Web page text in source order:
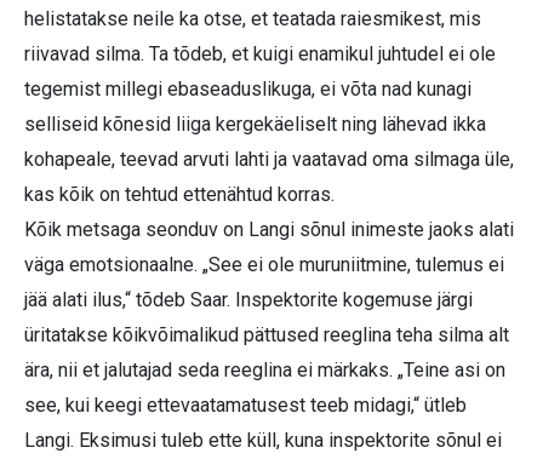
helistatakse neile ka otse, et teatada raiesmikest, mis
riivavad silma. Ta tõdeb, et kuigi enamikul juhtudel ei ole
tegemist millegi ebaseaduslikuga, ei võta nad kunagi
selliseid kõnesid liiga kergekäeliselt ning lähevad ikka
kohapeale, teevad arvuti lahti ja vaatavad oma silmaga üle,
kas kõik on tehtud ettenähtud korras.
Kõik metsaga seonduv on Langi sõnul inimeste jaoks alati
väga emotsionaalne. „See ei ole muruniitmine, tulemus ei
jää alati ilus,“ tõdeb Saar. Inspektorite kogemuse järgi
üritatakse kõikvõimalikud pättused reeglina teha silma alt
ära, nii et jalutajad seda reeglina ei märkaks. „Teine asi on
see, kui keegi ettevaatamatusest teeb midagi,“ ütleb
Langi. Eksimusi tuleb ette küll, kuna inspektorite sõnul ei